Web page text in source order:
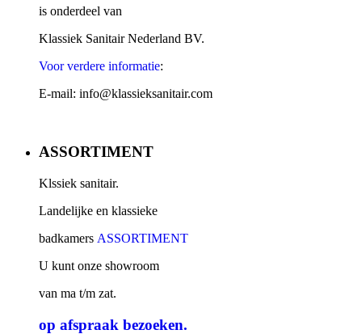
is onderdeel van
Klassiek Sanitair Nederland BV.
Voor verdere informatie:
E-mail: info@klassieksanitair.com
ASSORTIMENT
Klssiek sanitair.
Landelijke en klassieke
badkamers ASSORTIMENT
U kunt onze showroom
van ma t/m zat.
op afspraak bezoeken.